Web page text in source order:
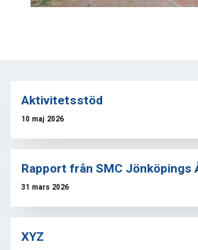
Aktivitetsstöd
10 maj 2026
Rapport från SMC Jönköpings
31 mars 2026
XYZ